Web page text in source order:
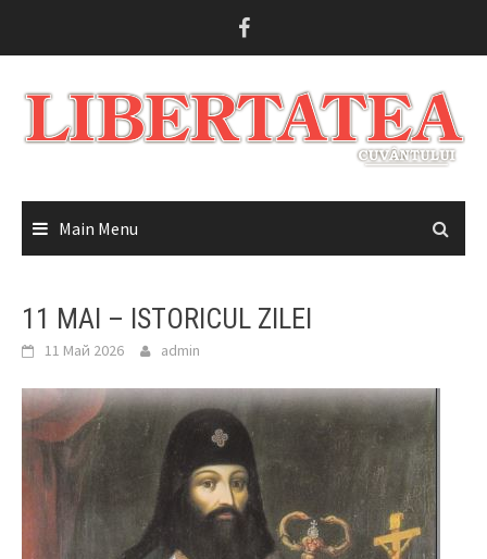
Main Menu
11 MAI – ISTORICUL ZILEI
11 Май 2026 admin